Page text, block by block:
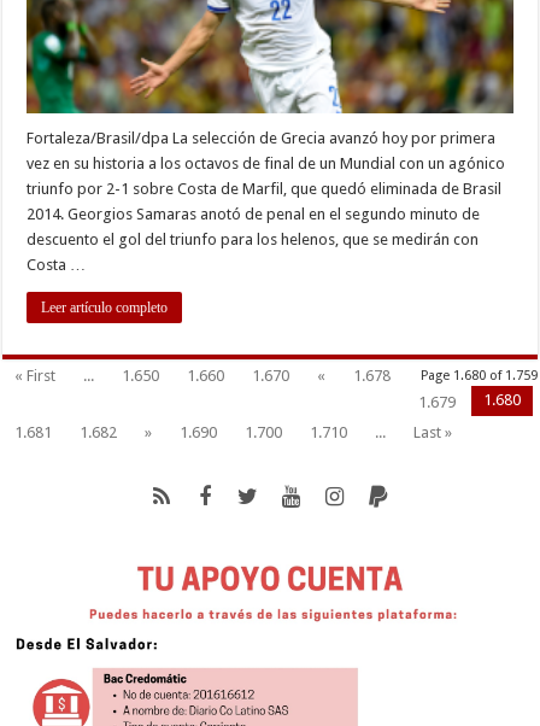
Costa
de
Marfil
Fortaleza/Brasil/dpa La selección de Grecia avanzó hoy por primera
vez en su historia a los octavos de final de un Mundial con un agónico
triunfo por 2-1 sobre Costa de Marfil, que quedó eliminada de Brasil
2014. Georgios Samaras anotó de penal en el segundo minuto de
descuento el gol del triunfo para los helenos, que se medirán con
Costa …
Leer artículo completo
Page 1.680 of 1.759
« First ... 1.650 1.660 1.670 «
1.678
1.679
1.680
1.681
1.682 » 1.690 1.700 1.710 ... Last »